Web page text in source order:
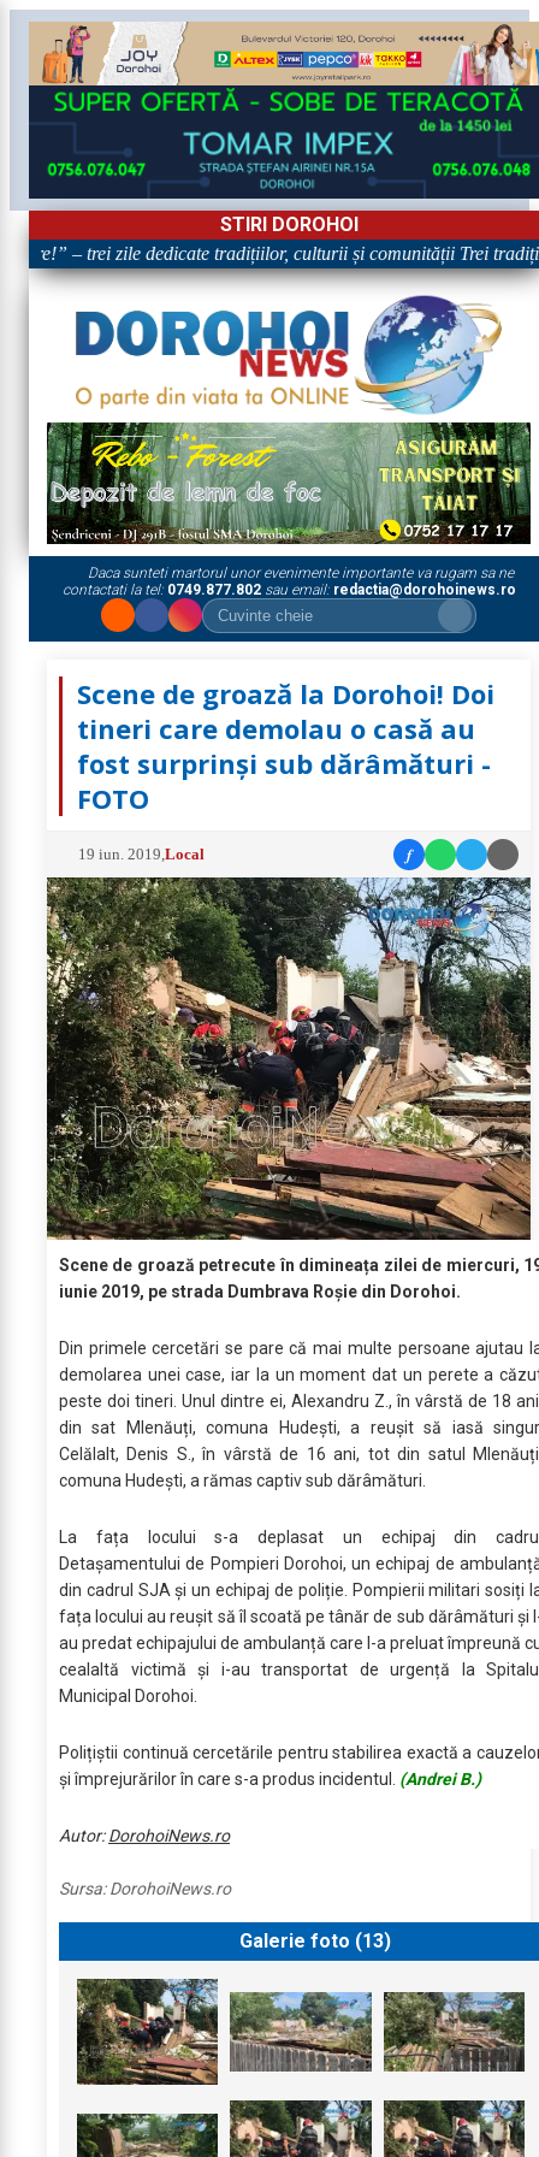
STIRI DOROHOI
– trei zile dedicate tradițiilor, culturii și comunității Trei tradiții.
Daca sunteti martorul unor evenimente importante va rugam sa ne
contactati la tel: 0749.877.802sau email: redactia@dorohoinews.ro
Scene de groază la Dorohoi! Doi
tineri care demolau o casă au
fost surprinși sub dărâmături -
FOTO
19 iun. 2019 ,Local f
Scene de groază petrecute în dimineața zilei de miercuri,
iunie 2019, pe strada Dumbrava Roșie din Dorohoi.
Din primele cercetări se pare că mai multe persoane ajutau
demolarea unei case, iar la un moment dat un perete a
peste doi tineri. Unul dintre ei, Alexandru Z., în vârstă de 18
din sat Mlenăuți, comuna Hudești, a reușit să iasă
Celălalt, Denis S., în vârstă de 16 ani, tot din satul
comuna Hudești, a rămas captiv sub dărâmături.
La fața locului s-a deplasat un echipaj din
Detașamentului de Pompieri Dorohoi, un echipaj de
din cadrul SJA și un echipaj de poliție. Pompierii militari sosiți
fața locului au reușit să îl scoată pe tânăr de sub dărâmături și
au predat echipajului de ambulanță care l-a preluat împreună
cealaltă victimă și i-au transportat de urgență la
Municipal Dorohoi.
Polițiștii continuă cercetările pentru stabilirea exactă a
și împrejurărilor în care s-a produs incidentul. (Andrei B.)
Autor:DorohoiNews.ro
Sursa:DorohoiNews.ro
Galerie foto (13)